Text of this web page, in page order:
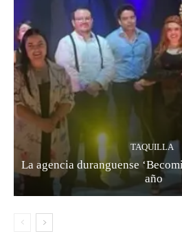
TAQUILLA
La agencia duranguense
año